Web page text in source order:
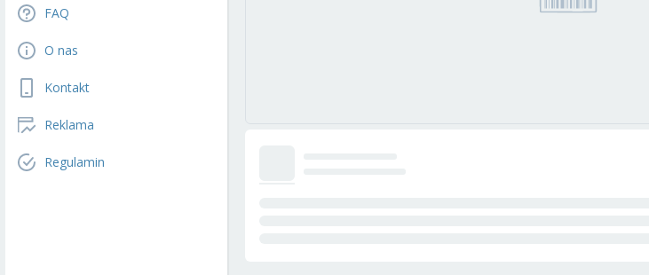
FAQ
O nas
Kontakt
Reklama
Regulamin